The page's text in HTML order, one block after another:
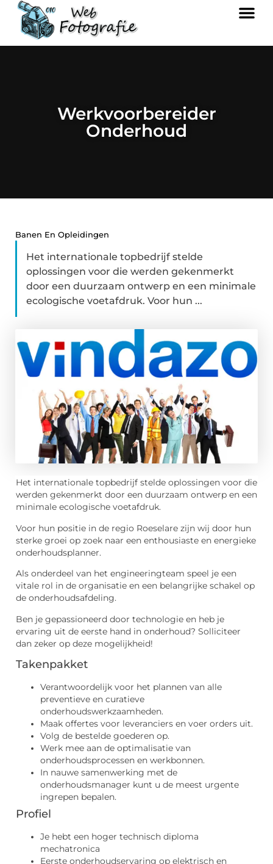
Werkvoorbereider
Onderhoud
Banen En Opleidingen
Het internationale topbedrijf stelde
oplossingen voor die werden gekenmerkt
door een duurzaam ontwerp en een minimale
ecologische voetafdruk. Voor hun ...
Het internationale topbedrijf stelde oplossingen voor die
werden gekenmerkt door een duurzaam ontwerp en een
minimale ecologische voetafdruk.
Voor hun positie in de regio Roeselare zijn wij door hun
sterke groei op zoek naar een enthousiaste en energieke
onderhoudsplanner.
Als onderdeel van het engineeringteam speel je een
vitale rol in de organisatie en een belangrijke schakel op
de onderhoudsafdeling.
Ben je gepassioneerd door technologie en heb je
ervaring uit de eerste hand in onderhoud? Solliciteer
dan zeker op deze mogelijkheid!
Takenpakket
Verantwoordelijk voor het plannen van alle
preventieve en curatieve
onderhoudswerkzaamheden.
Maak offertes voor leveranciers en voer orders uit.
Volg de bestelde goederen op.
Werk mee aan de optimalisatie van
onderhoudsprocessen en werkbonnen.
In nauwe samenwerking met de
onderhoudsmanager kunt u de meest urgente
ingrepen bepalen.
Profiel
Je hebt een hoger technisch diploma
mechatronica
Eerste onderhoudservaring op elektrisch en